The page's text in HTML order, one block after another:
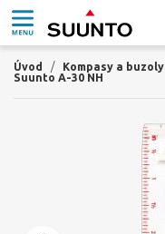
Úvod / Kompasy a buzoly
Suunto A-30 NH